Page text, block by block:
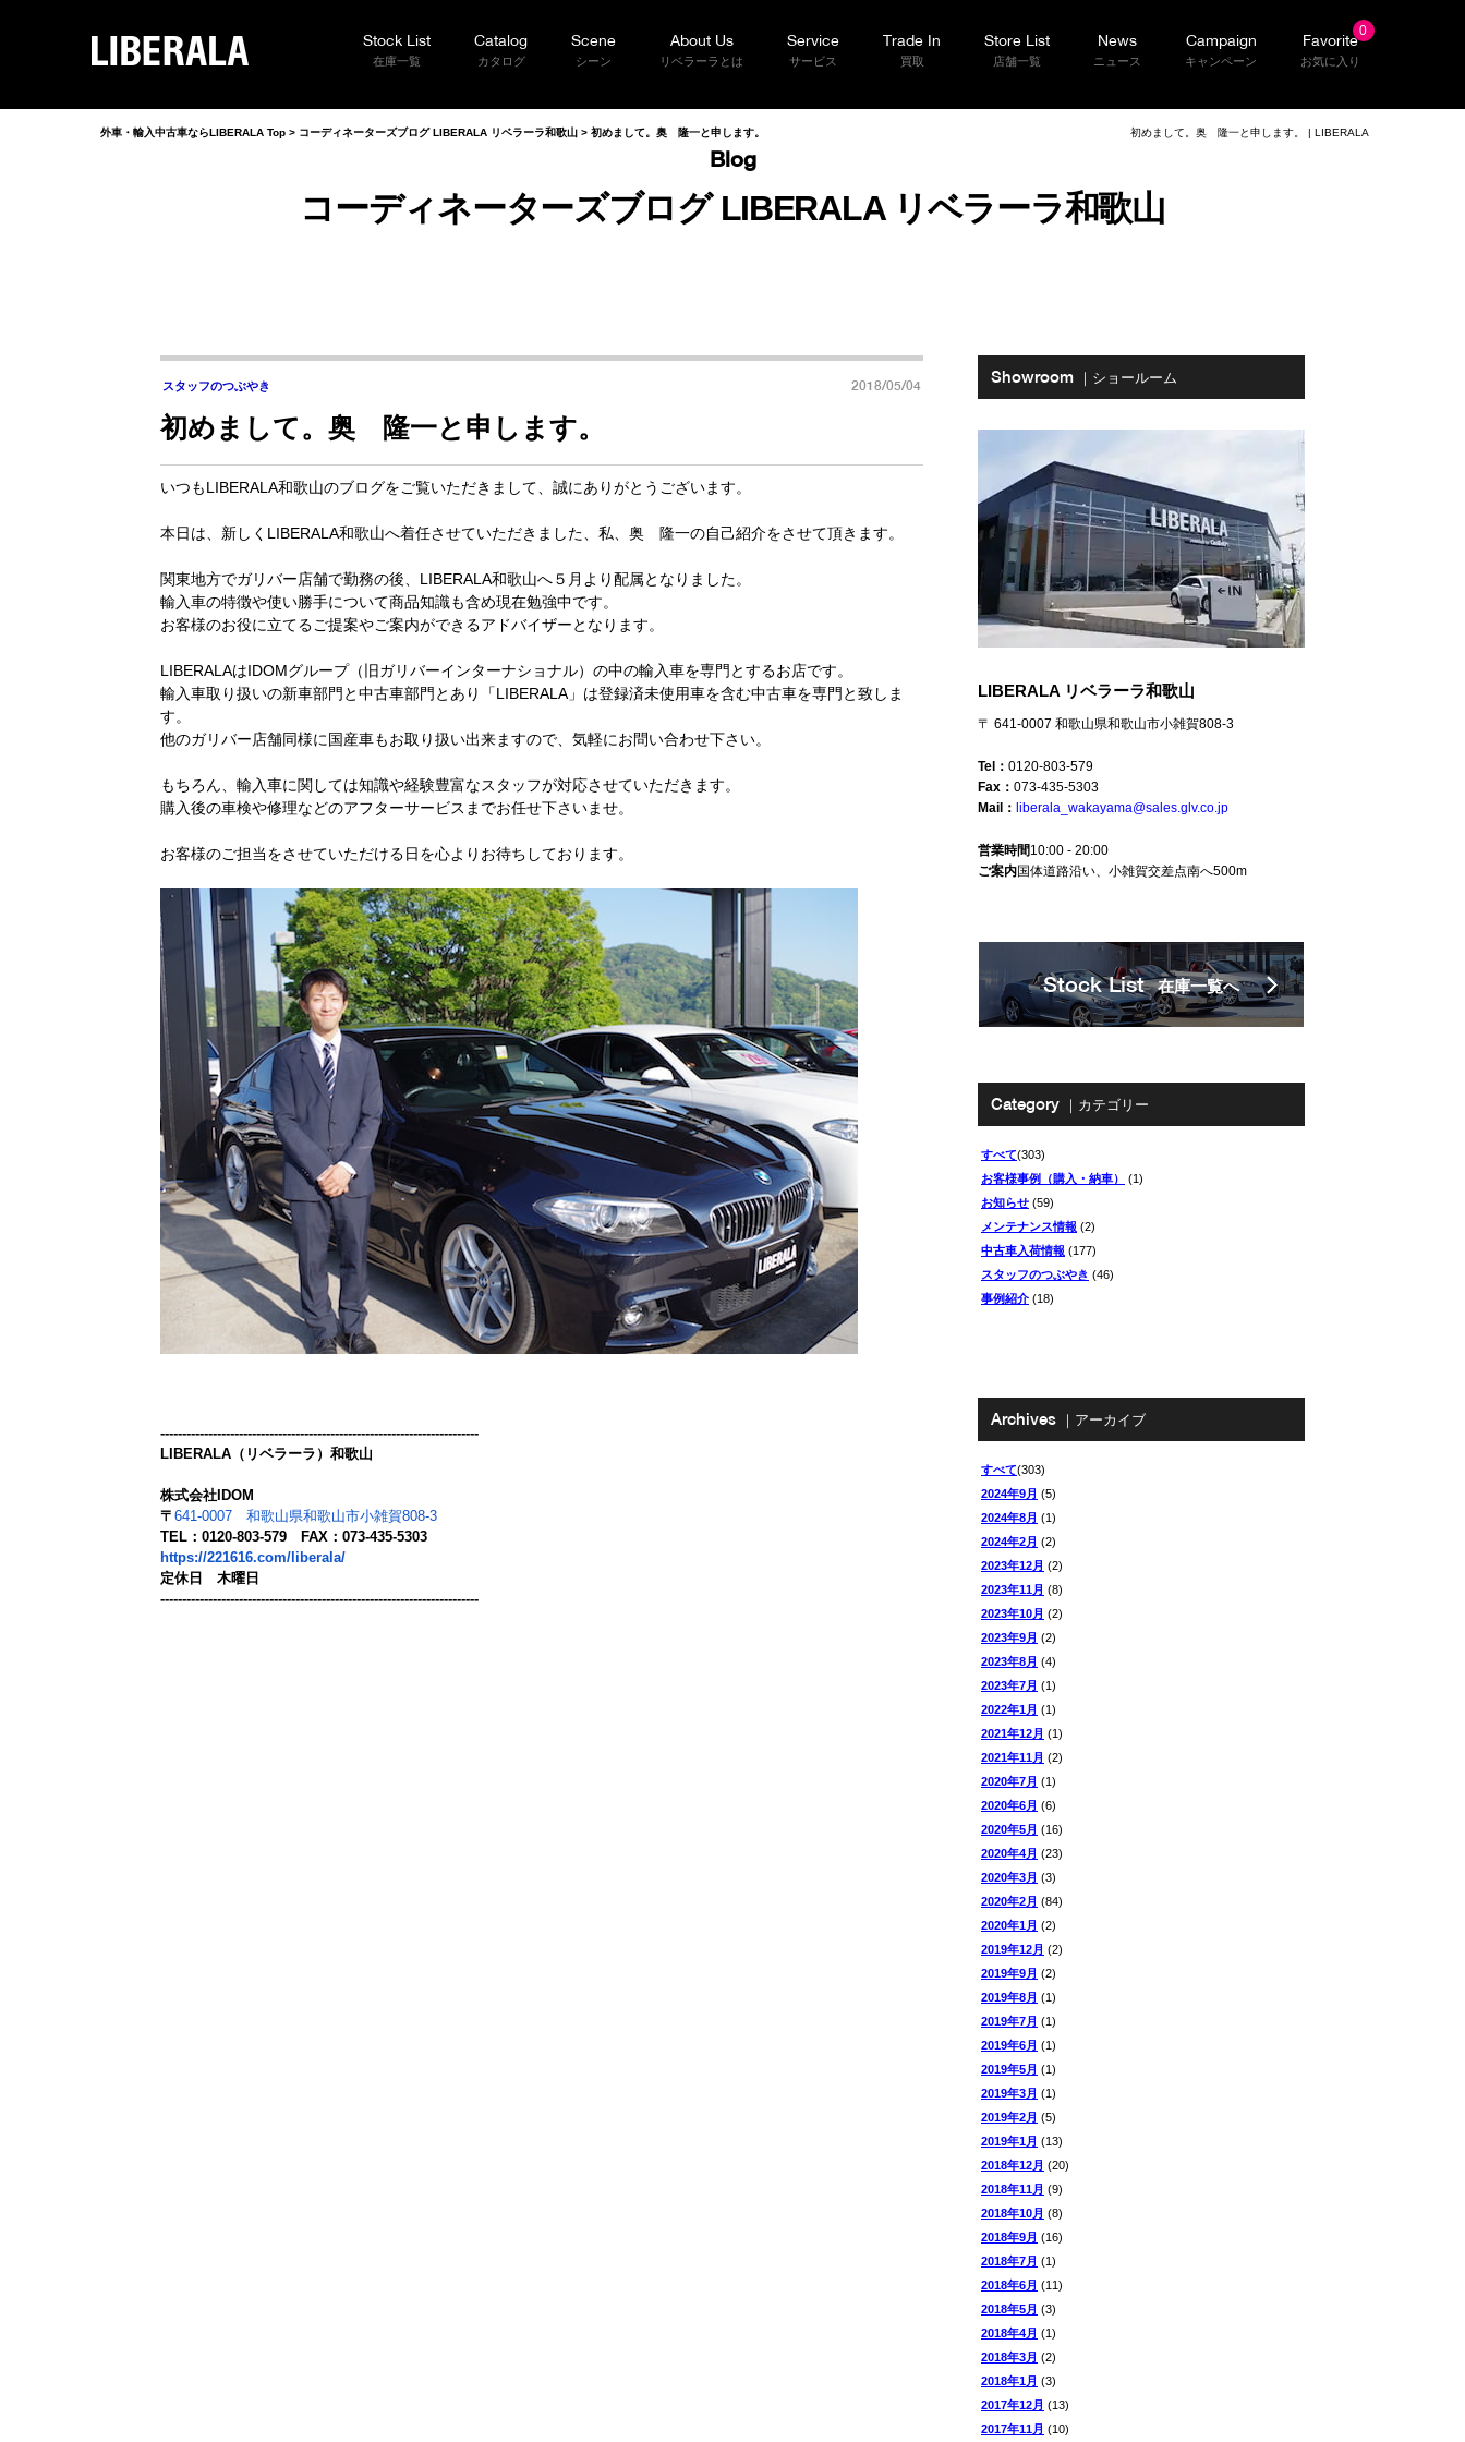
LIBERALA
Stock List
在庫一覧
Catalog
カタログ
Scene
シーン
About Us
リベラーラとは
Service
サービス
Trade In
買取
Store List
店舗一覧
News
ニュース
Campaign
キャンペーン
Favorite
0
お気に入り
初めまして。奥 隆一と申します。 | LIBERALA
Blog
コーディネーターズブログ LIBERALA リベラーラ和歌山
外車・輸入中古車ならLIBERALA Top > コーディネーターズブログ LIBERALA リベラーラ和歌山 > 初めまして。奥 隆一と申します。
スタッフのつぶやき 2018/05/04
初めまして。奥 隆一と申します。
いつもLIBERALA和歌山のブログをご覧いただきまして、誠にありがとうございます。
本日は、新しくLIBERALA和歌山へ着任させていただきました、私、奥 隆一の自己紹介をさせて頂きます。
関東地方でガリバー店舗で勤務の後、LIBERALA和歌山へ５月より配属となりました。
輸入車の特徴や使い勝手について商品知識も含め現在勉強中です。
お客様のお役に立てるご提案やご案内ができるアドバイザーとなります。
LIBERALAはIDOMグループ（旧ガリバーインターナショナル）の中の輸入車を専門とするお店です。
輸入車取り扱いの新車部門と中古車部門とあり「LIBERALA」は登録済未使用車を含む中古車を専門と致しま
す。
他のガリバー店舗同様に国産車もお取り扱い出来ますので、気軽にお問い合わせ下さい。
もちろん、輸入車に関しては知識や経験豊富なスタッフが対応させていただきます。
購入後の車検や修理などのアフターサービスまでお任せ下さいませ。
お客様のご担当をさせていただける日を心よりお待ちしております。
-------------------------------------------------------------------------
LIBERALA（リベラーラ）和歌山
株式会社IDOM
〒 641-0007 和歌山県和歌山市小雑賀808-3
TEL：0120-803-579 FAX：073-435-5303
https://221616.com/liberala/
定休日 木曜日
-------------------------------------------------------------------------
Showroom ｜ショールーム
LIBERALA リベラーラ和歌山
〒 641-0007 和歌山県和歌山市小雑賀808-3
Tel： 0120-803-579
Fax： 073-435-5303
Mail： liberala_wakayama@sales.glv.co.jp
営業時間10:00 - 20:00
ご案内国体道路沿い、小雑賀交差点南へ500m
Stock List 在庫一覧へ
Category ｜カテゴリー
すべて(303)
お客様事例（購入・納車）
(1)
お知らせ (59)
メンテナンス情報 (2)
中古車入荷情報 (177)
スタッフのつぶやき (46)
事例紹介 (18)
Archives ｜アーカイブ
すべて(303)
2024年9月 (5)
2024年8月 (1)
2024年2月 (2)
2023年12月 (2)
2023年11月 (8)
2023年10月 (2)
2023年9月 (2)
2023年8月 (4)
2023年7月 (1)
2022年1月 (1)
2021年12月 (1)
2021年11月 (2)
2020年7月 (1)
2020年6月 (6)
2020年5月 (16)
2020年4月 (23)
2020年3月 (3)
2020年2月 (84)
2020年1月 (2)
2019年12月 (2)
2019年9月 (2)
2019年8月 (1)
2019年7月 (1)
2019年6月 (1)
2019年5月 (1)
2019年3月 (1)
2019年2月 (5)
2019年1月 (13)
2018年12月 (20)
2018年11月 (9)
2018年10月 (8)
2018年9月 (16)
2018年7月 (1)
2018年6月 (11)
2018年5月 (3)
2018年4月 (1)
2018年3月 (2)
2018年1月 (3)
2017年12月 (13)
2017年11月 (10)